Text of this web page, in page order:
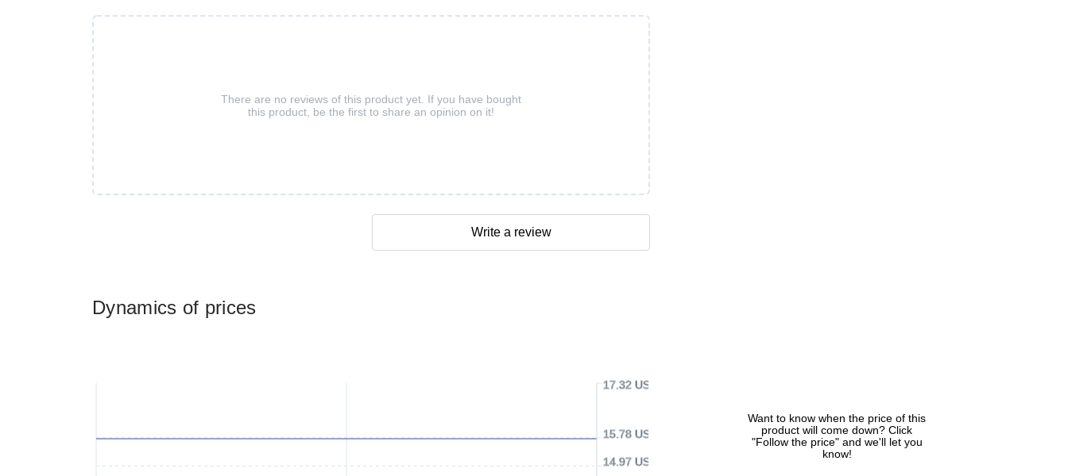
Dynamics of prices
14.97 USD
15.78 USD
17.32 USD
Want to know when the price of this
product will come down? Click
"Follow the price" and we'll let you
know!
There are no reviews of this product yet. If you have bought
this product, be the first to share an opinion on it!
Write a review